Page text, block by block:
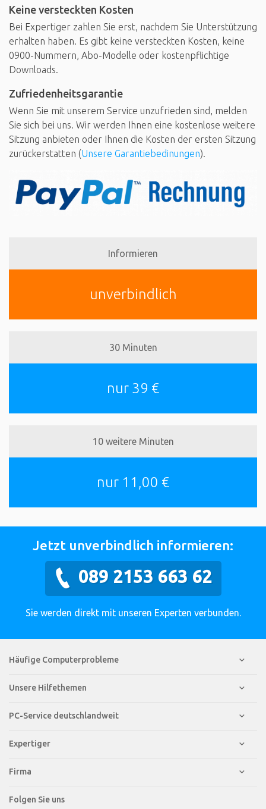
Keine versteckten Kosten
Bei Expertiger zahlen Sie erst, nachdem Sie Unterstützung
erhalten haben. Es gibt keine versteckten Kosten, keine
0900-Nummern, Abo-Modelle oder kostenpflichtige
Downloads.
Zufriedenheitsgarantie
Wenn Sie mit unserem Service unzufrieden sind, melden
Sie sich bei uns. Wir werden Ihnen eine kostenlose weitere
Sitzung anbieten oder Ihnen die Kosten der ersten Sitzung
zurückerstatten (Unsere Garantiebedinungen).
Informieren
unverbindlich
30 Minuten
nur 39 €
10 weitere Minuten
nur 11,00 €
Jetzt unverbindlich informieren:
089 2153 663 62
Sie werden direkt mit unseren Experten verbunden.
Häufige Computerprobleme
Unsere Hilfethemen
PC-Service deutschlandweit
Expertiger
Firma
Folgen Sie uns